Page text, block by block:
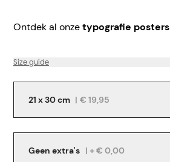
Ontdek al onzetypografie posters
Size guide
21 x 30 cm | € 19,95
Geen extra's | + € 0,00